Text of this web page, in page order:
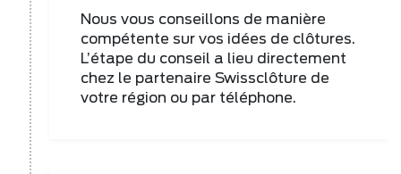
Nous vous conseillons de manière
compétente sur vos idées de clôtures.
L’étape du conseil a lieu directement
chez le partenaire Swissclôture de
votre région ou par téléphone.